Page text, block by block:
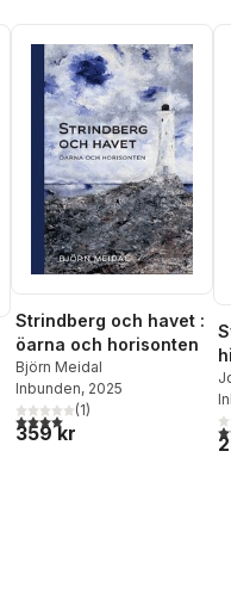
Strindberg och havet :
öarna och horisonten
Björn Meidal
Inbunden, 2025
4,0utav 5 stjärnor. Totalt antal
(1)
359 kr